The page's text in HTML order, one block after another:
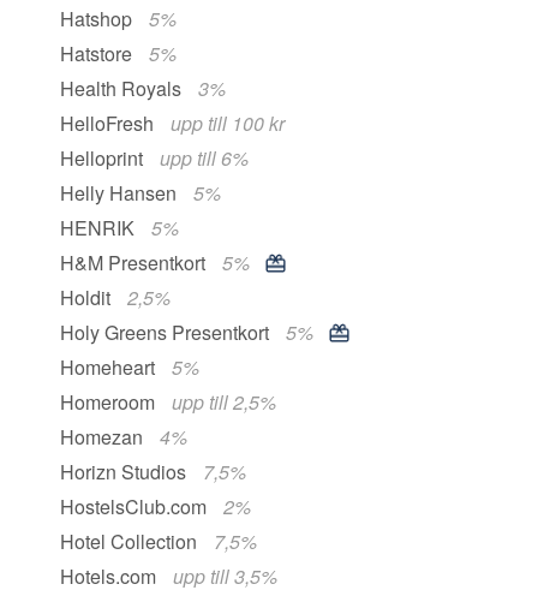
Hatshop
5%
Hatstore
5%
Health Royals
3%
HelloFresh
upp till 100 kr
Helloprint
upp till 6%
Helly Hansen
5%
HENRIK
5%
H&M Presentkort
5%
Holdit
2,5%
Holy Greens Presentkort
5%
Homeheart
5%
Homeroom
upp till 2,5%
Homezan
4%
Horizn Studios
7,5%
HostelsClub.com
2%
Hotel Collection
7,5%
Hotels.com
upp till 3,5%